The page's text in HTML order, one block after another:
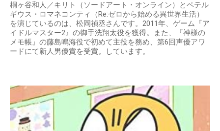
桐ヶ谷和人／キリト（ソードアート・オンライン）とペテル
ギウス・ロマネコンティ（Re:ゼロから始める異世界生活）
を演じているのは、松岡禎丞さんです。2011年、ゲーム『ア
イドルマスター2』の御手洗翔太役を獲得。また、『神様の
メモ帳』の藤島鳴海役で初めて主役を務め、第6回声優アワ
ードにて新人男優賞を受賞。しています。